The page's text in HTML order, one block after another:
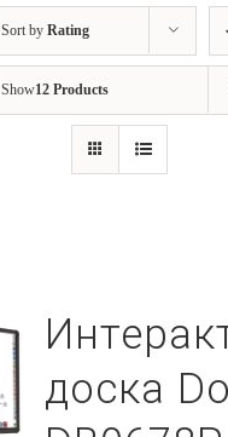
Sort by Rating
Show12 Products
доска